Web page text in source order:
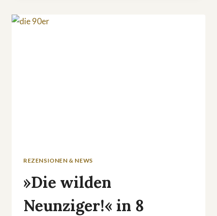
REZENSIONEN & NEWS
»Die wilden
Neunziger!« in 8